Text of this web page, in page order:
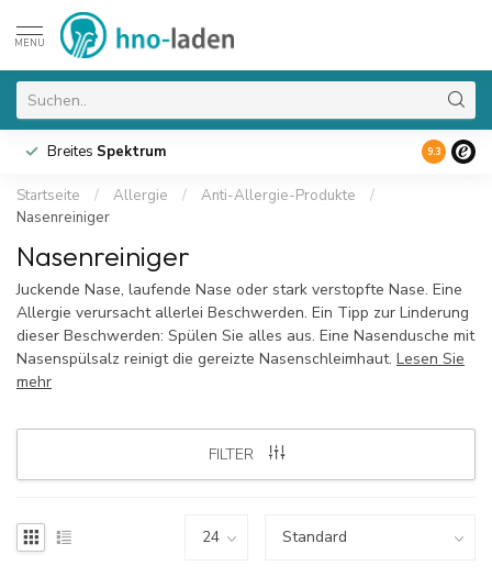
MENU
Breites Spektrum 9.3
Startseite / Allergie / Anti-Allergie-Produkte
/
Nasenreiniger
Nasenreiniger
Juckende Nase, laufende Nase oder stark verstopfte Nase. Eine
Allergie verursacht allerlei Beschwerden. Ein Tipp zur Linderung
dieser Beschwerden: Spülen Sie alles aus. Eine Nasendusche mit
Nasenspülsalz reinigt die gereizte Nasenschleimhaut. Lesen Sie
mehr
FILTER